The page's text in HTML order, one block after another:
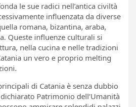
le sue radici nell’antica civiltà
influenzata da diverse
romana, bizantina, araba,
Queste influenze culturali si
nella cucina e nelle tradizioni
un vero e proprio melting
di Catania è senza dubbio
Patrimonio dell’Umanità